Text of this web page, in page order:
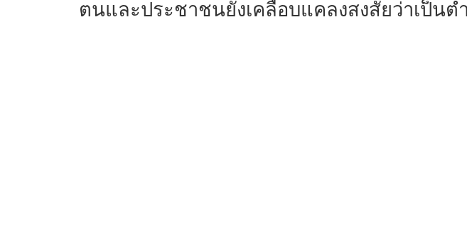
ตนและประชาชนยังเคลือบแคลงสงสัยว่าเป็นต